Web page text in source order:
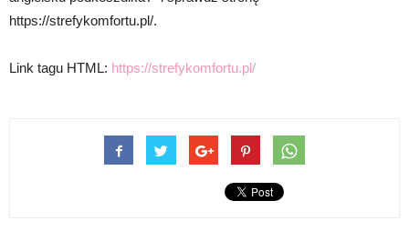
https://strefykomfortu.pl/.
Link tagu HTML: https://strefykomfortu.pl/